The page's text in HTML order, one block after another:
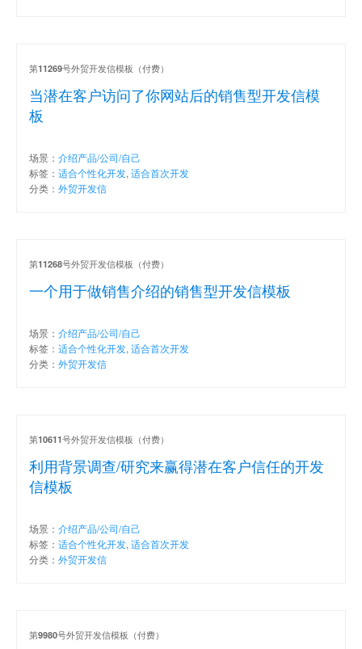
当潜在客户访问了你网站后的销售型开发信模
板
第11269号外贸开发信模板（付费）
场景： 介绍产品/公司/自己
标签： 适合个性化开发, 适合首次开发
分类： 外贸开发信
一个用于做销售介绍的销售型开发信模板
第11268号外贸开发信模板（付费）
场景： 介绍产品/公司/自己
标签： 适合个性化开发, 适合首次开发
分类： 外贸开发信
利用背景调查/研究来赢得潜在客户信任的开发
信模板
第10611号外贸开发信模板（付费）
场景： 介绍产品/公司/自己
标签： 适合个性化开发, 适合首次开发
分类： 外贸开发信
第9980号外贸开发信模板（付费）